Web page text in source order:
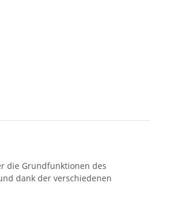
die Grundfunktionen des
dank der verschiedenen